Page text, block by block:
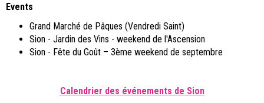
Events
Grand Marché de Pâques (Vendredi Saint)
Sion - Jardin des Vins - weekend de l'Ascension
Sion - Fête du Goût – 3ème weekend de septembre
Calendrier des événements de Sion